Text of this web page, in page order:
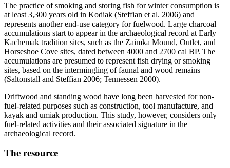
The practice of smoking and storing fish for winter consumption is
at least 3,300 years old in Kodiak (Steffian et al. 2006) and
represents another end-use category for fuelwood. Large charcoal
accumulations start to appear in the archaeological record at Early
Kachemak tradition sites, such as the Zaimka Mound, Outlet, and
Horseshoe Cove sites, dated between 4000 and 2700 cal BP. The
accumulations are presumed to represent fish drying or smoking
sites, based on the intermingling of faunal and wood remains
(Saltonstall and Steffian 2006; Tennessen 2000).
Driftwood and standing wood have long been harvested for non-
fuel-related purposes such as construction, tool manufacture, and
kayak and umiak production. This study, however, considers only
fuel-related activities and their associated signature in the
archaeological record.
The resource